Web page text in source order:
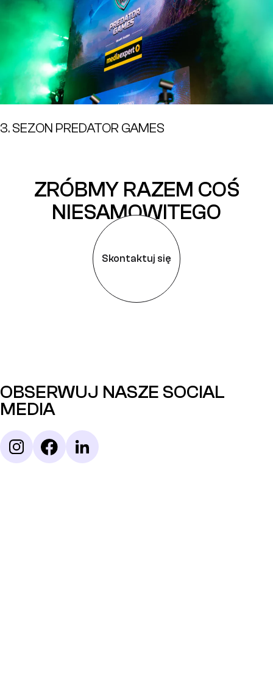
3. SEZON PREDATOR GAMES
ZRÓBMY RAZEM COŚ
NIESAMOWITEGO
Skontaktuj się
OBSERWUJ NASZE SOCIAL
MEDIA